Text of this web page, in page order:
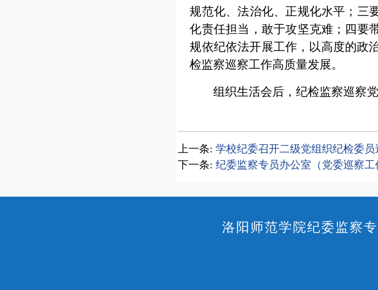
规范化、法治化、正规化水平；三
化责任担当，敢于攻坚克难；四要
规依纪依法开展工作，以高度的政
检监察巡察工作高质量发展。
组织生活会后，纪检监察巡察
上一条:学校纪委召开二级党组织纪检委员
下一条:纪委监察专员办公室（党委巡察
洛阳师范学院纪委监察